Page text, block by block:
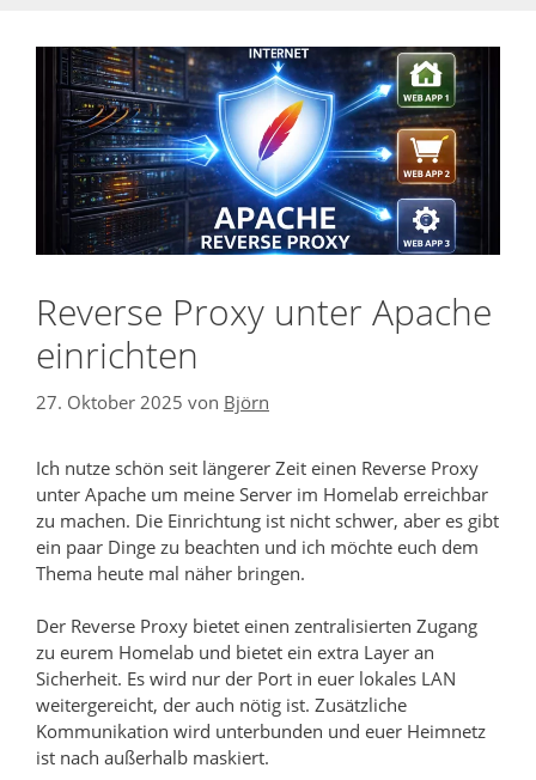
Reverse Proxy unter Apache
einrichten
27. Oktober 2025 von Björn
Ich nutze schön seit längerer Zeit einen Reverse Proxy
unter Apache um meine Server im Homelab erreichbar
zu machen. Die Einrichtung ist nicht schwer, aber es gibt
ein paar Dinge zu beachten und ich möchte euch dem
Thema heute mal näher bringen.
Der Reverse Proxy bietet einen zentralisierten Zugang
zu eurem Homelab und bietet ein extra Layer an
Sicherheit. Es wird nur der Port in euer lokales LAN
weitergereicht, der auch nötig ist. Zusätzliche
Kommunikation wird unterbunden und euer Heimnetz
ist nach außerhalb maskiert.